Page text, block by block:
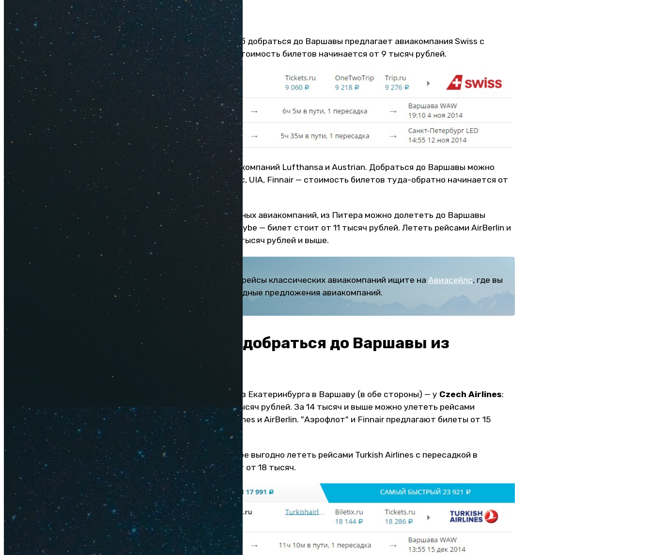
Петербурга
Самый бюджетный способ добраться до Варшавы предлагает авиакомпания Swiss с
пересадкой в Цюрихе — стоимость билетов начинается от 9 тысяч рублей.
Аналогичные цены у авиакомпаний Lufthansa и Austrian. Добраться до Варшавы можно
также с помощью AirBaltic, UIA, Finnair — стоимость билетов туда-обратно начинается от
10 тысяч рублей.
Помимо вышеперечисленных авиакомпаний, из Питера можно долететь до Варшавы
"Аэрофлотом", Belavia и Flybe — билет стоит от 11 тысяч рублей. Лететь рейсами AirBerlin и
AirFrance обойдется в 12 тысяч рублей и выше.
Дешевые билеты на рейсы классических авиакомпаний ищите наАвиасейлс, где вы
сможете найти выгодные предложения авиакомпаний.
Как дешевле добраться до Варшавы из
регионов
Самые дешевые билеты из Екатеринбурга в Варшаву (в обе стороны) — у Czech Airlines:
цены начинаются от 13 тысяч рублей. За 14 тысяч и выше можно улететь рейсами
авиакомпании Turkish Airlines и AirBerlin. "Аэрофлот" и Finnair предлагают билеты от 15
тысяч рублей.
Из Новосибирска наиболее выгодно лететь рейсами Turkish Airlines с пересадкой в
Стамбуле — билеты стоят от 18 тысяч.